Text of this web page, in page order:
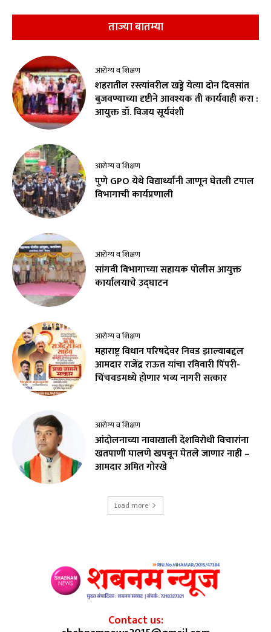
ताज्या बातम्या
आरोग्य व शिक्षण
शहरातील रस्त्यांवरील खड्डे येत्या दोन दिवसांत
बुजवण्याच्या दृष्टीने आवश्यक ती कार्यवाही करा :
आयुक्त डॉ. विजय सूर्यवंशी
आरोग्य व शिक्षण
पुणे GPO येथे विद्यार्थ्यांनी जाणून घेतली टपाल
विभागाची कार्यप्रणाली
आरोग्य व शिक्षण
सांगवी विभागाच्या सहायक पोलीस आयुक्त
कार्यालयाचे उद्घाटन
आरोग्य व शिक्षण
महाराष्ट्र विधान परिषदेवर निवड झाल्याबद्दल
आमदार राजेंद्र राऊत यांचा रविवारी पिंपरी-
चिंचवडमध्ये होणार भव्य नागरी सत्कार
आरोग्य व शिक्षण
आंदोलनाच्या नावाखाली देशविरोधी विचारांना
खतपाणी घालणे खपवून घेतले जाणार नाही –
आमदार अमित गोरखे
Load more
Contact us: